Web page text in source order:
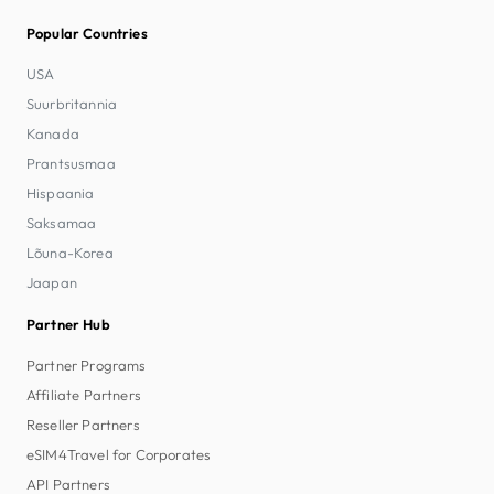
Popular Countries
USA
Suurbritannia
Kanada
Prantsusmaa
Hispaania
Saksamaa
Lõuna-Korea
Jaapan
Partner Hub
Partner Programs
Affiliate Partners
Reseller Partners
eSIM4Travel for Corporates
API Partners